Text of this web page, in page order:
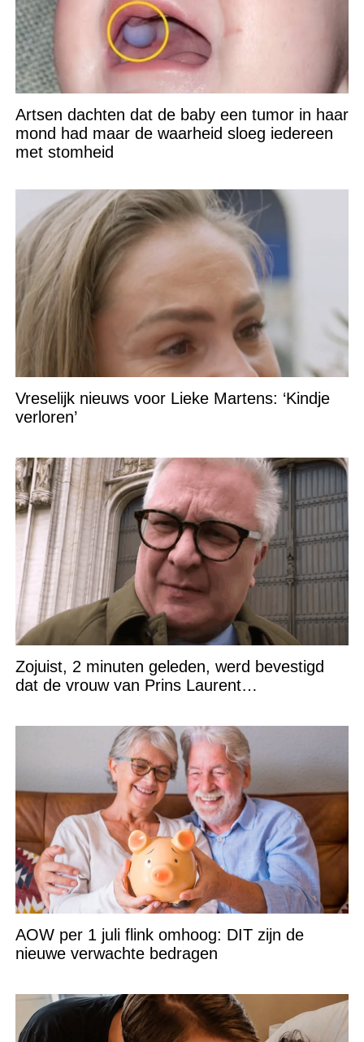
Artsen dachten dat de baby een tumor in haar
mond had maar de waarheid sloeg iedereen
met stomheid
Vreselijk nieuws voor Lieke Martens: ‘Kindje
verloren’
Zojuist, 2 minuten geleden, werd bevestigd
dat de vrouw van Prins Laurent…
AOW per 1 juli flink omhoog: DIT zijn de
nieuwe verwachte bedragen